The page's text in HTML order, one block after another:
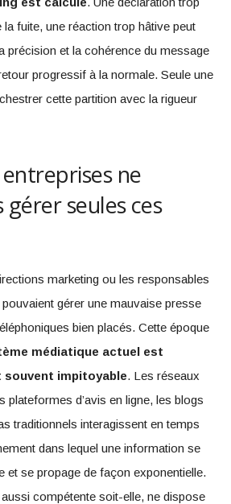
fuite, une réaction trop hâtive peut
précision et la cohérence du message
progressif à la normale. Seule une
cette partition avec la rigueur
ne
seules ces
marketing ou les responsables
gérer une mauvaise presse
bien placés. Cette époque
médiatique actuel est
souvent impitoyable. Les réseaux
d’avis en ligne, les blogs
traditionnels interagissent en temps
dans lequel une information se
et se propage de façon exponentielle.
compétente soit-elle, ne dispose